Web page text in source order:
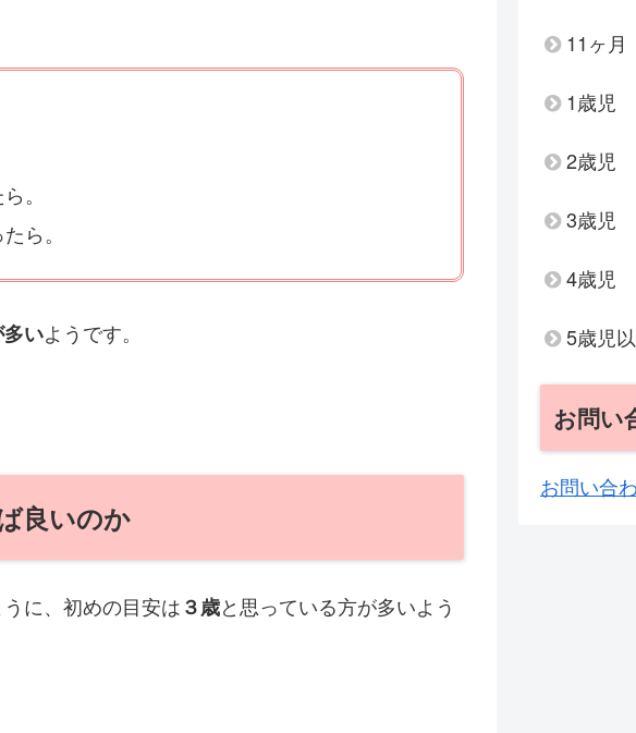
。
ら。
いようです。
良いのか
に、初めの目安は３歳と思っている方が多いよう
11ヶ月
1歳児
2歳児
3歳児
4歳児
5歳児
お問い
お問い合